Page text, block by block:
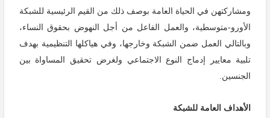
ومشاركتهن في الحياة العامة بوصف ذلك من القيم الرئيسية للشبكة
الأورو-متوسطية، والعمل الفاعل من أجل النهوض بحقوق النساء،
وبالتالي العمل ضمن الشبكة وخارجها، وفي هياكلها التنظيمية بهدف
تلبية معايير إدماج النوع الاجتماعي ولغرض تحقيق المساواة بين
الجنسين.
الأهداف العامة للشبكة